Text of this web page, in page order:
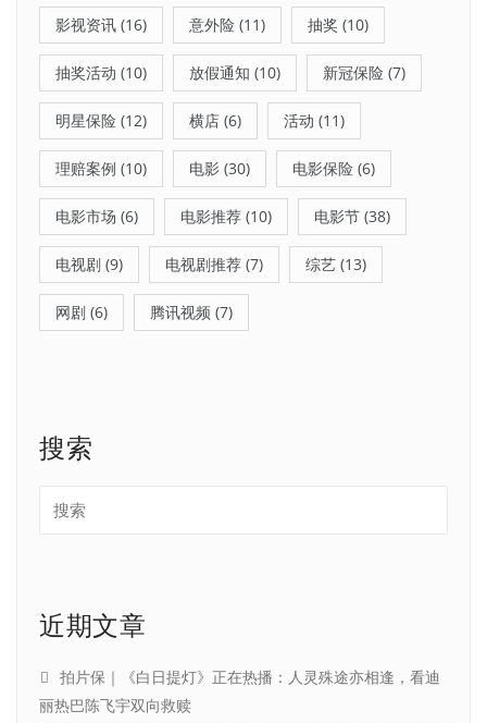
影视资讯 (16) 意外险 (11) 抽奖 (10)
抽奖活动 (10) 放假通知 (10) 新冠保险 (7)
明星保险 (12) 横店 (6) 活动 (11)
理赔案例 (10) 电影 (30) 电影保险 (6)
电影市场 (6) 电影推荐 (10) 电影节 (38)
电视剧 (9) 电视剧推荐 (7) 综艺 (13)
网剧 (6) 腾讯视频 (7)
搜索
近期文章
拍片保｜《白日提灯》正在热播：人灵殊途亦相逢，看迪
丽热巴陈飞宇双向救赎